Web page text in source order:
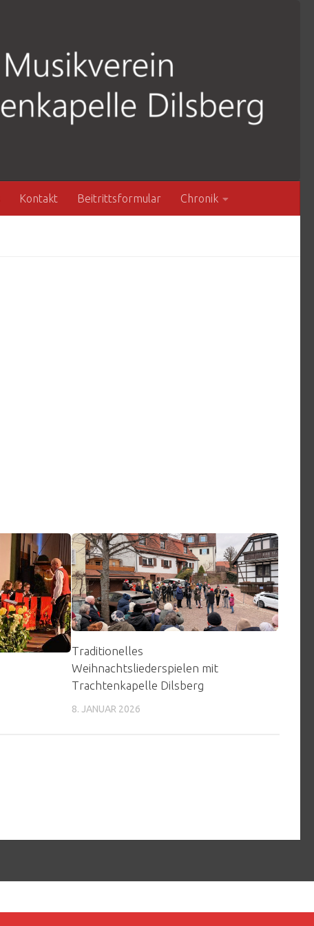
Kontakt Beitrittsformular Chronik
Traditionelles
Weihnachtsliederspielen mit
Trachtenkapelle Dilsberg
8. JANUAR 2026